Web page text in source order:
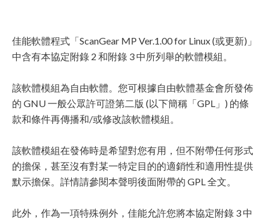
佳能軟體程式「ScanGear MP Ver.1.00 for Linux (或更新)」
中含有本協定附錄 2 和附錄 3 中所列舉的軟體模組。
該軟體模組為自由軟體。您可根據自由軟體基金會所發佈
的 GNU 一般公眾許可證第二版 (以下簡稱「GPL」) 的條
款和條件再傳播和/或修改該軟體模組。
該軟體模組在發佈時是希望對您有用，但不附帶任何形式
的擔保，甚至沒有對某一特定目的的適銷性和適用性提供
默示擔保。詳情請參閱本聲明後面附帶的 GPL 全文。
此外，作為一項特殊例外，佳能允許您將本協定附錄 3 中